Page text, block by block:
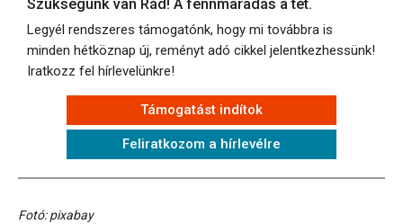
Szükségünk van Rád! A fennmaradás a tét.
Legyél rendszeres támogatónk, hogy mi továbbra is
minden hétköznap új, reményt adó cikkel jelentkezhessünk!
Iratkozz fel hírlevelünkre!
Támogatást indítok
Feliratkozom a hírlevélre
Fotó: pixabay